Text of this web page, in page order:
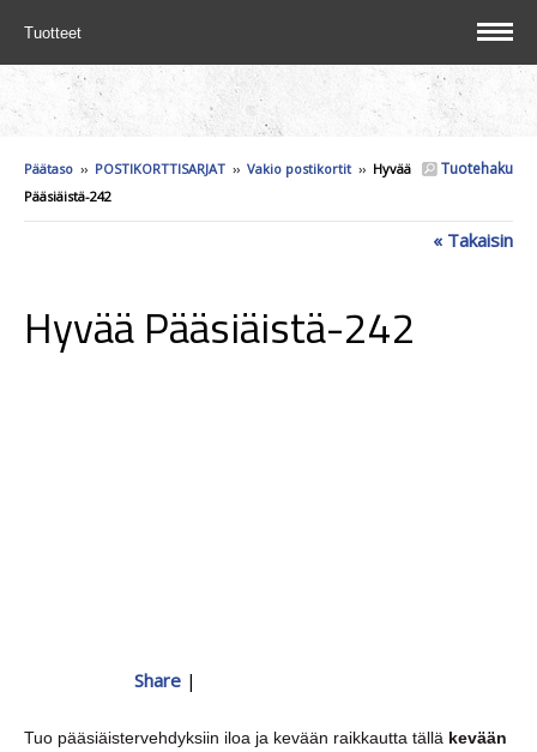
Tuotteet
Tuotehaku
Päätaso ›› POSTIKORTTISARJAT ›› Vakio postikortit›› Hyvää
Pääsiäistä-242
« Takaisin
Hyvää Pääsiäistä-242
Share |
Tuo pääsiäistervehdyksiin iloa ja kevään raikkautta tällä kevään